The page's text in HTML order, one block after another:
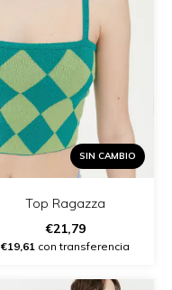
SIN CAMBIO
Top Ragazza
€21,79
€19,61 con transferencia